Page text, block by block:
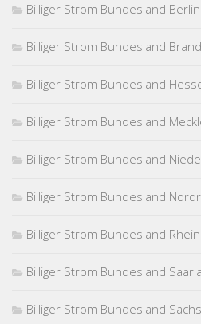
Billiger Strom Bundesland Berlin
Billiger Strom Bundesland
Billiger Strom Bundesland
Billiger Strom Bundesland
Billiger Strom Bundesland
Billiger Strom Bundesland
Billiger Strom Bundesland
Billiger Strom Bundesland
Billiger Strom Bundesland